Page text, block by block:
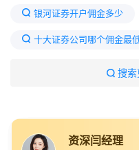
银河证券开户佣金多少
十大证券公司哪个佣金最
银河证券手续费收费标准
中国银河证券手机版官网
证券开户佣金一览表
搜索
资深闫经理